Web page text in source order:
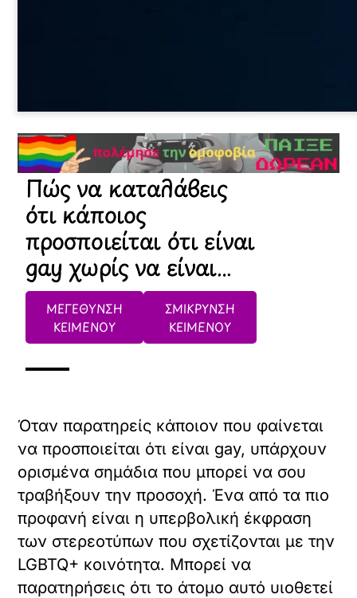
Πώς να καταλάβεις
ότι κάποιος
προσποιείται ότι είναι
gay χωρίς να είναι…
ΜΕΓΕΘΥΝΣΗ
ΚΕΙΜΕΝΟΥ
ΣΜΙΚΡΥΝΣΗ
ΚΕΙΜΕΝΟΥ
Όταν παρατηρείς κάποιον που φαίνεται
να προσποιείται ότι είναι gay, υπάρχουν
ορισμένα σημάδια που μπορεί να σου
τραβήξουν την προσοχή. Ένα από τα πιο
προφανή είναι η υπερβολική έκφραση
των στερεοτύπων που σχετίζονται με την
LGBTQ+ κοινότητα. Μπορεί να
παρατηρήσεις ότι το άτομο αυτό υιοθετεί